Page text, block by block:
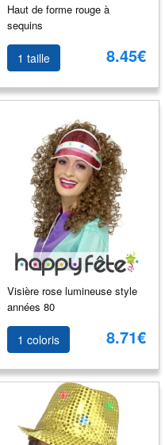
Haut de forme rouge à
sequins
1 taille 8.45€
Visière rose lumineuse style
années 80
1 coloris 8.71€